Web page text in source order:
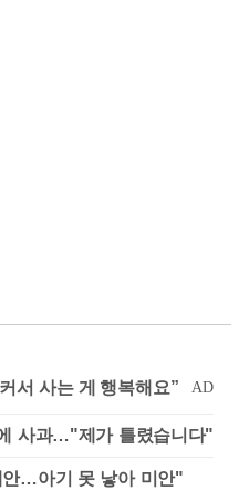
사과…"제가 틀렸습니다"
…아기 못 낳아 미안"